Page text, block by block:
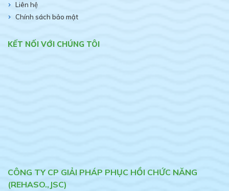
Liên hệ
Chính sách bảo mật
KẾT NỐI VỚI CHÚNG TÔI
CÔNG TY CP GIẢI PHÁP PHỤC HỒI CHỨC NĂNG
(REHASO.,JSC)